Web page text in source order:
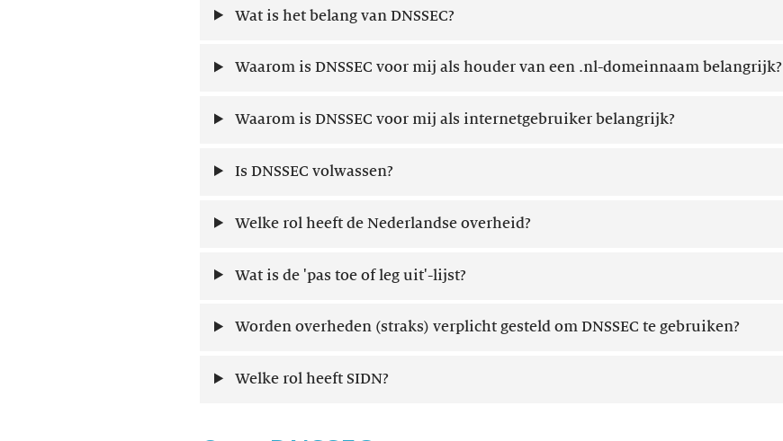
Wat is het belang van DNSSEC?
Waarom is DNSSEC voor mij als houder van een .nl-domeinnaam belangrijk?
Waarom is DNSSEC voor mij als internetgebruiker belangrijk?
Is DNSSEC volwassen?
Welke rol heeft de Nederlandse overheid?
Wat is de 'pas toe of leg uit'-lijst?
Worden overheden (straks) verplicht gesteld om DNSSEC te gebruiken?
Welke rol heeft SIDN?